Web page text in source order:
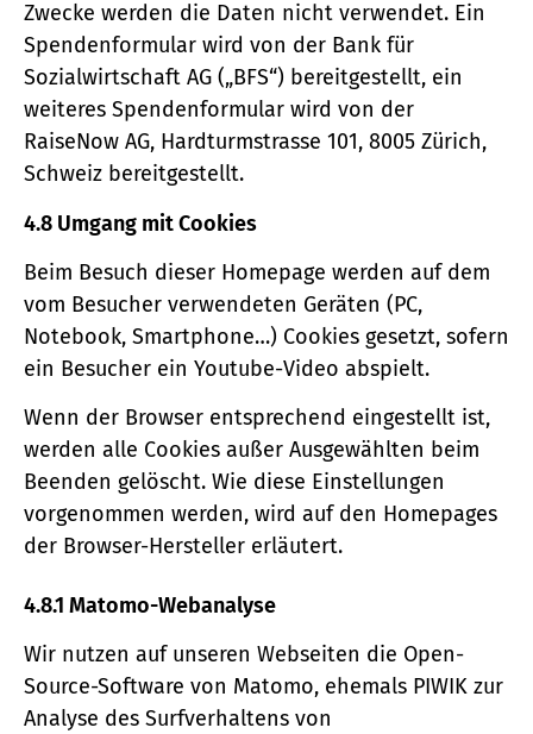
Zwecke werden die Daten nicht verwendet. Ein
Spendenformular wird von der Bank für
Sozialwirtschaft AG („BFS“) bereitgestellt, ein
weiteres Spendenformular wird von der
RaiseNow AG, Hardturmstrasse 101, 8005 Zürich,
Schweiz bereitgestellt.
4.8 Umgang mit Cookies
Beim Besuch dieser Homepage werden auf dem
vom Besucher verwendeten Geräten (PC,
Notebook, Smartphone…) Cookies gesetzt, sofern
ein Besucher ein Youtube-Video abspielt.
Wenn der Browser entsprechend eingestellt ist,
werden alle Cookies außer Ausgewählten beim
Beenden gelöscht. Wie diese Einstellungen
vorgenommen werden, wird auf den Homepages
der Browser-Hersteller erläutert.
4.8.1 Matomo-Webanalyse
Wir nutzen auf unseren Webseiten die Open-
Source-Software von Matomo, ehemals PIWIK zur
Analyse des Surfverhaltens von